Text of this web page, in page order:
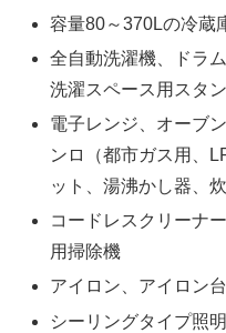
容量80～370Lの冷蔵
全自動洗濯機、ドラ
洗濯スペース用スタ
電子レンジ、オーブ
ンロ（都市ガス用、
ット、湯沸かし器、
コードレスクリーナ
用掃除機
アイロン、アイロン台
シーリングタイプ照